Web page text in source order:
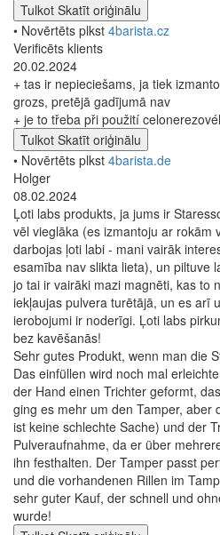
Tulkot Skatīt oriģinālu
• Novērtēts plkst 4barista.cz
Verificēts klients
20.02.2024
+ tas ir nepieciešams, ja tiek
grozs, pretējā gadījumā nav
+ je to třeba při použití
Tulkot Skatīt oriģinālu
• Novērtēts plkst 4barista.de
Holger
08.02.2024
Ļoti labs produkts, ja jums ir
vēl vieglāka (es izmantoju ar rokām
darbojas ļoti labi - mani vairāk
esamība nav slikta lieta), un piltuve
jo tai ir vairāki mazi magnēti, kas to
iekļaujas pulvera turētājā, un es arī
ierobojumi ir noderīgi. Ļoti labs
bez kavēšanās!
Sehr gutes Produkt, wenn man die
Das einfüllen wird noch mal
der Hand einen Trichter geformt,
ging es mehr um den Tamper, aber
ist keine schlechte Sache) und der
Pulveraufnahme, da er über
ihn festhalten. Der Tamper passt
und die vorhandenen Rillen im
sehr guter Kauf, der schnell und
wurde!